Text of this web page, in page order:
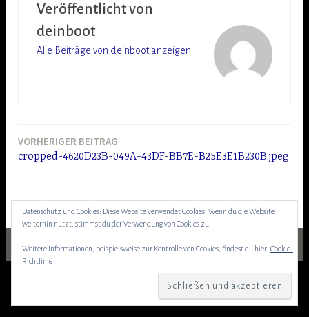
Veröffentlicht von
deinboot
Alle Beiträge von deinboot anzeigen
Beitragsnavigation
VORHERIGER BEITRAG
cropped-4620D23B-049A-43DF-BB7E-B25E3E1B230B.jpeg
Datenschutz und Cookies: Diese Website verwendet Cookies. Wenn du die Website
weiterhin nutzt, stimmst du der Verwendung von Cookies zu.
Weitere Informationen, beispielsweise zur Kontrolle von Cookies, findest du hier: Cookie-
Richtlinie